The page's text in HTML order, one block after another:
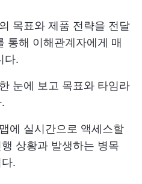
목표와 제품 전략을 전달
통해 이해관계자에게 매
다.
눈에 보고 목표와 타임라
에 실시간으로 액세스할
상황과 발생하는 병목
.